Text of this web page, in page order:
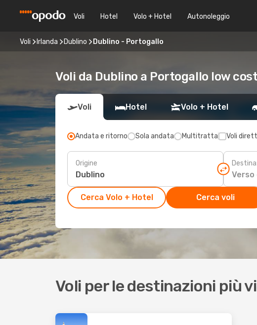
Voli Hotel Volo + Hotel Autonoleggio
Voli Irlanda Dublino Dublino - Portogallo
Voli da Dublino a Portogallo low cost
Voli Hotel Volo + Hotel
Andata e ritorno Sola andata Multitratta Voli
Origine
Cerca Volo + Hotel Cerca voli
Voli per le destinazioni più